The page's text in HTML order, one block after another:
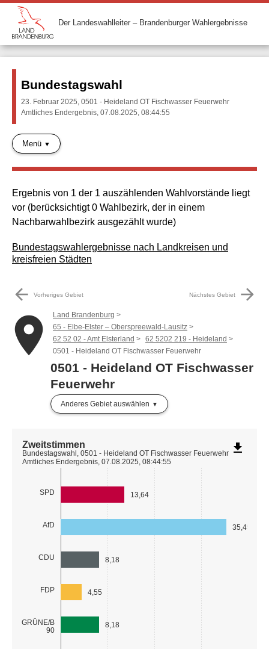
Der Landeswahlleiter – Brandenburger Wahlergebnisse
Bundestagswahl
23. Februar 2025, 0501 - Heideland OT Fischwasser Feuerwehr
Amtliches Endergebnis, 07.08.2025, 08:44:55
Menü
Ergebnis von 1 der 1 auszählenden Wahlvorstände liegt
vor (berücksichtigt 0 Wahlbezirk, der in einem
Nachbarwahlbezirk ausgezählt wurde)
Bundestagswahlergebnisse nach Landkreisen und
kreisfreien Städten
arrow_back Vorheriges Gebiet Nächstes Gebiet arrow_forward
place
Land Brandenburg
65 - Elbe-Elster – Oberspreewald-Lausitz
62 52 02 - Amt Elsterland
62 5202 219 - Heideland
0501 - Heideland OT Fischwasser Feuerwehr
0501 - Heideland OT Fischwasser
Feuerwehr
Anderes Gebiet auswählen
SPD
AfD
CDU
FDP
GRÜNE/B
90
13,64
35,45
8,18
4,55
8,18
Zweitstimmen
Bundestagswahl, 0501 - Heideland OT Fischwasser Feuerwehr
Amtliches Endergebnis, 07.08.2025, 08:44:55
file_download